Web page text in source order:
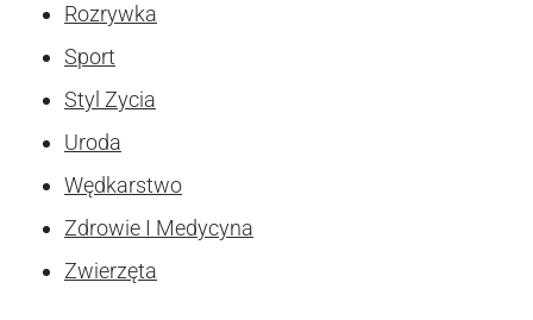
Rozrywka
Sport
Styl Zycia
Uroda
Wędkarstwo
Zdrowie I Medycyna
Zwierzęta